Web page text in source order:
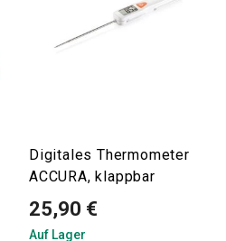
Digitales Thermometer
ACCURA, klappbar
25,90 €
Auf Lager